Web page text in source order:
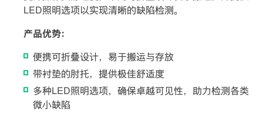
LED照明选项以实现清晰的缺陷检测。
产品优势：
便携可折叠设计，易于搬运与存放
带衬垫的肘托，提供极佳舒适度
多种LED照明选项，确保卓越可见性，助力检测各类
微小缺陷